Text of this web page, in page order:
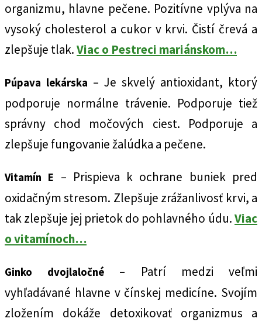
organizmu, hlavne pečene. Pozitívne vplýva na
vysoký cholesterol a cukor v krvi. Čistí črevá a
zlepšuje tlak.Viac o Pestreci mariánskom…
Púpava lekárska – Je skvelý antioxidant, ktorý
podporuje normálne trávenie. Podporuje tiež
správny chod močových ciest. Podporuje a
zlepšuje fungovanie žalúdka a pečene.
Vitamín E
– Prispieva k ochrane buniek pred
oxidačným stresom. Zlepšuje zrážanlivosť krvi, a
tak zlepšuje jej prietok do pohlavného údu.Viac
o vitamínoch…
Ginko dvojlaločné – Patrí medzi veľmi
vyhľadávané hlavne v čínskej medicíne. Svojím
zložením dokáže detoxikovať organizmus a